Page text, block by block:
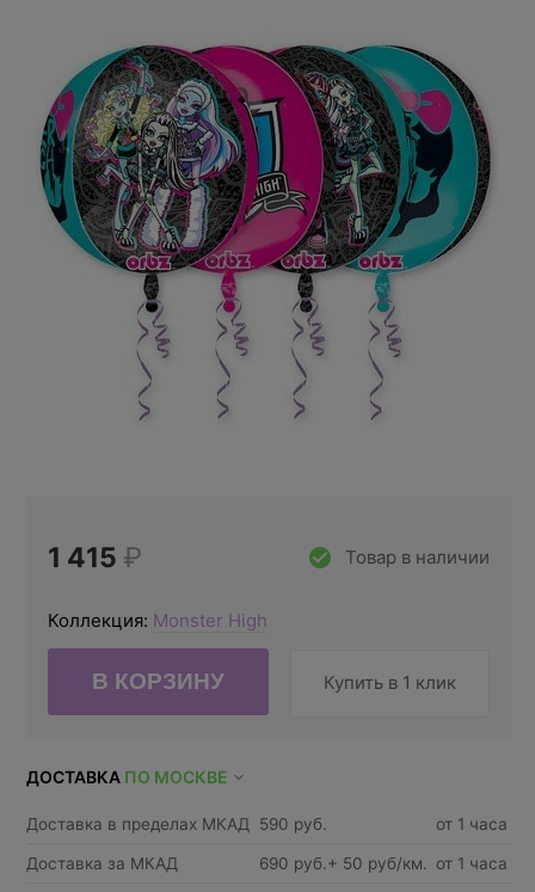
Товар в наличии
1 415 ₽
Коллекция: Monster High
Купить в 1 клик
ДОСТАВКА ПО МОСКВЕ
Доставка в пределах МКАД 590 руб. от 1 часа
Доставка за МКАД 690 руб.+ 50 руб/км. от 1 часа